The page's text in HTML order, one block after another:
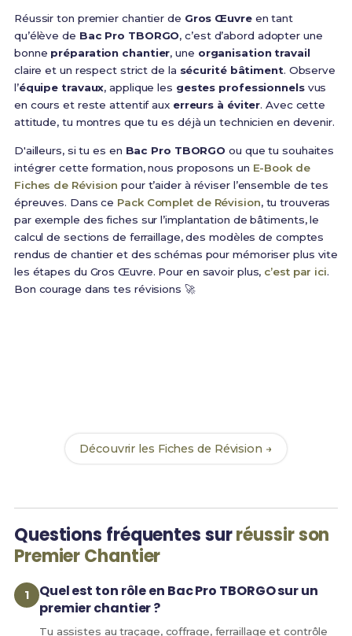
Réussir ton premier chantier de Gros Œuvreen tant
qu’élève de Bac Pro TBORGO, c’est d’abord adopter une
bonne préparation chantier, une organisation travail
claire et un respect strict de la sécurité bâtiment. Observe
l’équipe travaux, applique les gestes professionnelsvus
en cours et reste attentif aux erreurs à éviter. Avec cette
attitude, tu montres que tu es déjà un technicien en devenir.
D'ailleurs, si tu es en Bac Pro TBORGO ou que tu souhaites
intégrer cette formation, nous proposons un E-Book de
Fiches de Révision pour t’aider à réviser l’ensemble de tes
épreuves. Dans ce Pack Complet de Révision, tu trouveras
par exemple des fiches sur l’implantation de bâtiments, le
calcul de sections de ferraillage, des modèles de comptes
rendus de chantier et des schémas pour mémoriser plus vite
les étapes du Gros Œuvre. Pour en savoir plus, c’est par ici.
Bon courage dans tes révisions 🚀
Découvrir les Fiches de Révision →
Questions fréquentes surréussir son
Premier Chantier
Quel est ton rôle en Bac Pro TBORGO sur un
premier chantier ?
Tu assistes au traçage, coffrage, ferraillage et contrôle